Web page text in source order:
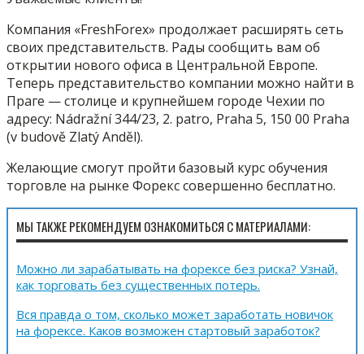
Компания «FreshForex» продолжает расширять сеть
своих представительств. Рады сообщить вам об
открытии нового офиса в Центральной Европе.
Теперь представительство компании можно найти в
Праге — столице и крупнейшем городе Чехии по
адресу: Nádražní 344/23, 2. patro, Praha 5, 150 00 Praha
(v budově Zlatý Anděl).
Желающие смогут пройти базовый курс обучения
торговле на рынке Форекс совершенно бесплатно.
МЫ ТАКЖЕ РЕКОМЕНДУЕМ ОЗНАКОМИТЬСЯ С МАТЕРИАЛАМИ:
Можно ли зарабатывать на форексе без риска? Узнай,
как торговать без существенных потерь.
Вся правда о том, сколько может заработать новичок
на форексе. Каков возможен стартовый заработок?